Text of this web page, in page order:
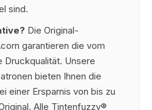
sind.
Die Original-
garantieren die vom
Druckqualität. Unsere
bieten Ihnen die
einer Ersparnis von bis zu
Alle Tintenfuzzy®